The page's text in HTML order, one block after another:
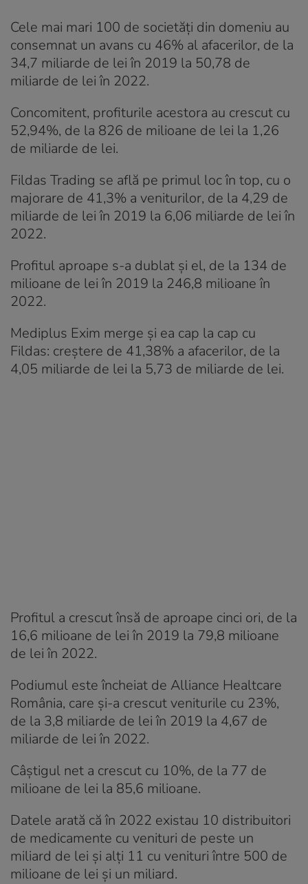
Cele mai mari 100 de societăți din domeniu au
consemnat un avans cu 46% al afacerilor, de la
34,7 miliarde de lei în 2019 la 50,78 de
miliarde de lei în 2022.
Concomitent, profiturile acestora au crescut cu
52,94%, de la 826 de milioane de lei la 1,26
de miliarde de lei.
Fildas Trading se află pe primul loc în top, cu o
majorare de 41,3% a veniturilor, de la 4,29 de
miliarde de lei în 2019 la 6,06 miliarde de lei în
2022.
Profitul aproape s-a dublat și el, de la 134 de
milioane de lei în 2019 la 246,8 milioane în
2022.
Mediplus Exim merge și ea cap la cap cu
Fildas: creștere de 41,38% a afacerilor, de la
4,05 miliarde de lei la 5,73 de miliarde de lei.
Profitul a crescut însă de aproape cinci ori, de la
16,6 milioane de lei în 2019 la 79,8 milioane
de lei în 2022.
Podiumul este încheiat de Alliance Healtcare
România, care și-a crescut veniturile cu 23%,
de la 3,8 miliarde de lei în 2019 la 4,67 de
miliarde de lei în 2022.
Câștigul net a crescut cu 10%, de la 77 de
milioane de lei la 85,6 milioane.
Datele arată că în 2022 existau 10 distribuitori
de medicamente cu venituri de peste un
miliard de lei și alți 11 cu venituri între 500 de
milioane de lei și un miliard.